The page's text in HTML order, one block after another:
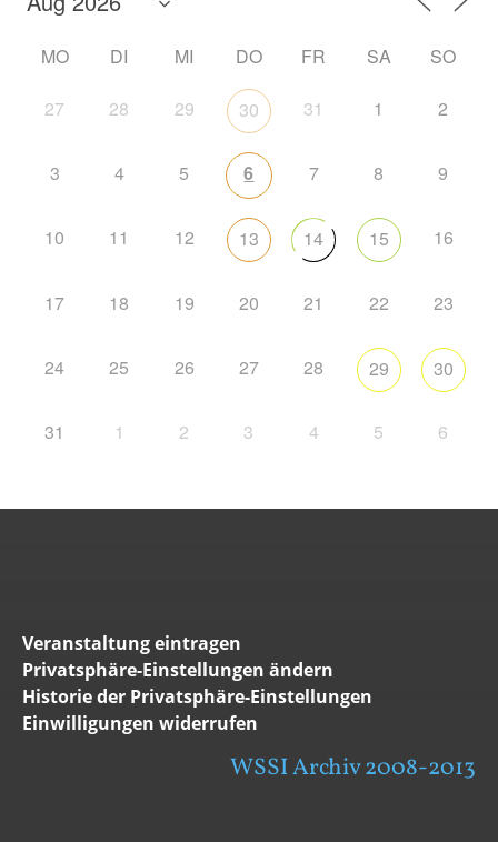
MO DI MI DO FR SA SO
27 28 29 30 31 1 2
3 4 5 6 7 8 9
10 11 12 13 14 15 16
17 18 19 20 21 22 23
24 25 26 27 28 29 30
31 1 2 3 4 5 6
Veranstaltung eintragen
Privatsphäre-Einstellungen ändern
Historie der Privatsphäre-Einstellungen
Einwilligungen widerrufen
WSSI Archiv 2008-2013